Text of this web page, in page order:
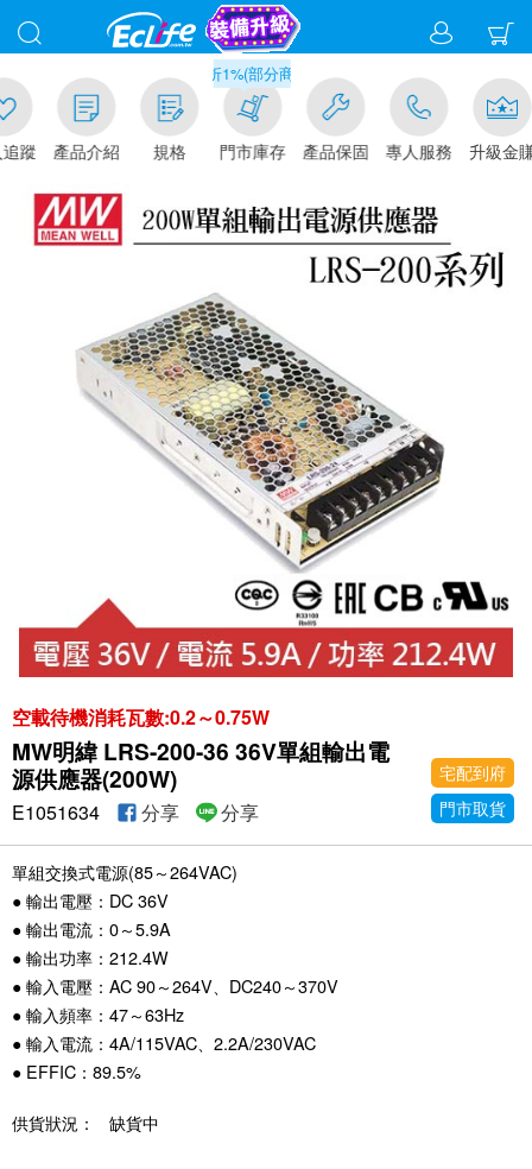
蹤 產品介紹 規格
滿千元門市取貨現折1%(部分商品不適用)-請點我看
門市庫存 產品保固 專人服務 升級金賺
空載待機消耗瓦數:0.2～0.75W
MW明緯 LRS-200-36 36V單組輸出電
源供應器(200W)
宅配到府
門市取貨
E1051634 分享 分享
單組交換式電源(85～264VAC)
● 輸出電壓：DC 36V
● 輸出電流：0～5.9A
● 輸出功率：212.4W
● 輸入電壓：AC 90～264V、DC240～370V
● 輸入頻率：47～63Hz
● 輸入電流：4A/115VAC、2.2A/230VAC
● EFFIC：89.5%
供貨狀況： 缺貨中